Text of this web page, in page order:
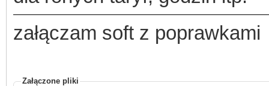
załączam soft z poprawkami
Załączone pliki